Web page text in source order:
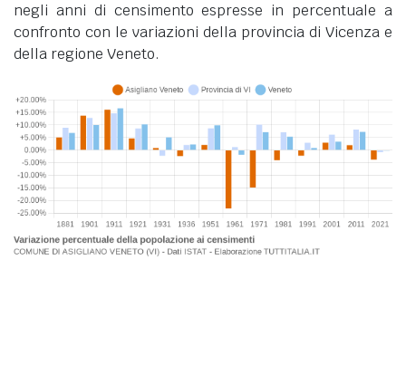
negli anni di censimento espresse in percentuale a
confronto con le variazioni della provincia di Vicenza e
della regione Veneto.